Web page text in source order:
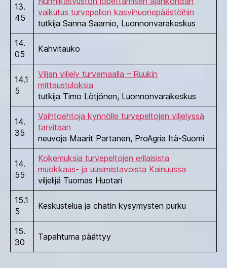
13.
45
vaikutus turvepellon kasvihuonepäästöihin
tutkija Sanna Saarnio, Luonnonvarakeskus
14.
05
Kahvitauko
14.1
5
Viljan viljely turvemaalla – Ruukin
mittaustuloksia
tutkija Timo Lötjönen, Luonnonvarakeskus
14.
35
Vaihtoehtoja kynnölle turvepeltojen viljelyssä
tarvitaan
neuvoja Maarit Partanen, ProAgria Itä-Suomi
14.
55
Kokemuksia turvepeltojen erilaisista
muokkaus- ja uusimistavoista Kainuussa
viljelijä Tuomas Huotari
15.1
5
Keskustelua ja chatin kysymysten purku
15.
30
Tapahtuma päättyy